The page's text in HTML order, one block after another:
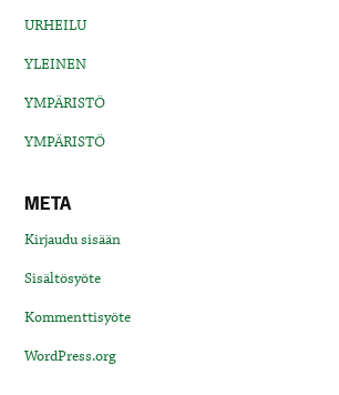
URHEILU
YLEINEN
YMPÄRISTÖ
YMPÄRISTÖ
META
Kirjaudu sisään
Sisältösyöte
Kommenttisyöte
WordPress.org